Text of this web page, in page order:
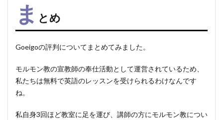
ま とめ
Goeigoの評判についてまとめてみました。
モルモン教の宣教師の奉仕活動として運営されているため、
私たちは無料で英語のレッスンを受けられるわけなんです
ね。
私自身3回ほど教室に足を運び、講師の方にモルモン教につい